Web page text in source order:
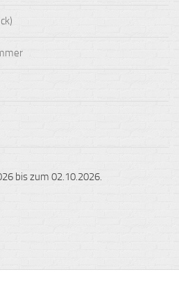
bis zum 02.10.2026.